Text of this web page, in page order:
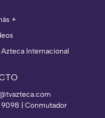
+
Azteca Internacional
| Conmutador